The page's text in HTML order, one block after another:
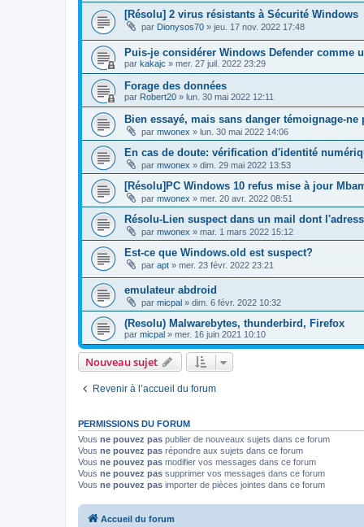
[Résolu] 2 virus résistants à Sécurité Windows
par Dionysos70 » jeu. 17 nov. 2022 17:48
Puis-je considérer Windows Defender comme
par kakajc » mer. 27 juil. 2022 23:29
Forage des données
par Robert20 » lun. 30 mai 2022 12:11
Bien essayé, mais sans danger témoignage-ne
par mwonex » lun. 30 mai 2022 14:06
En cas de doute: vérification d'identité
par mwonex » dim. 29 mai 2022 13:53
[Résolu]PC Windows 10 refus mise à jour
par mwonex » mer. 20 avr. 2022 08:51
Résolu-Lien suspect dans un mail dont
par mwonex » mar. 1 mars 2022 15:12
Est-ce que Windows.old est suspect?
par apt » mer. 23 févr. 2022 23:21
emulateur abdroid
par micpal » dim. 6 févr. 2022 10:32
(Resolu) Malwarebytes, thunderbird, Firefox
par micpal » mer. 16 juin 2021 10:10
Nouveau sujet
Revenir à l’accueil du forum
PERMISSIONS DU FORUM
Vous ne pouvez pas publier de nouveaux sujets dans ce forum
Vous ne pouvez pas répondre aux sujets dans ce forum
Vous ne pouvez pas modifier vos messages dans ce forum
Vous ne pouvez pas supprimer vos messages dans ce forum
Vous ne pouvez pas importer de pièces jointes dans ce forum
Accueil du forum